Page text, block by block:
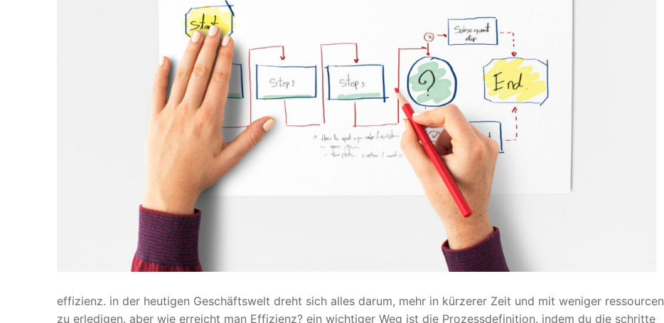
effizienz. in der heutigen Geschäftswelt dreht sich alles darum, mehr in kürzerer Zeit und mit weniger ressourcen
zu erledigen. aber wie erreicht man Effizienz? ein wichtiger Weg ist die Prozessdefinition. indem du die schritte